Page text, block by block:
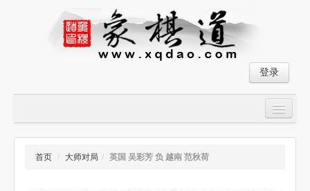
登录
大师对局
首页 / 大师对局 / 英国 吴彩芳 负 越南 范秋荷